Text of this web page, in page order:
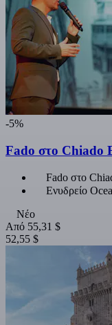
-5%
Fado στο Chiado
Fado στο
Ενυδρείο
Νέο
Από 55,31 $
52,55 $